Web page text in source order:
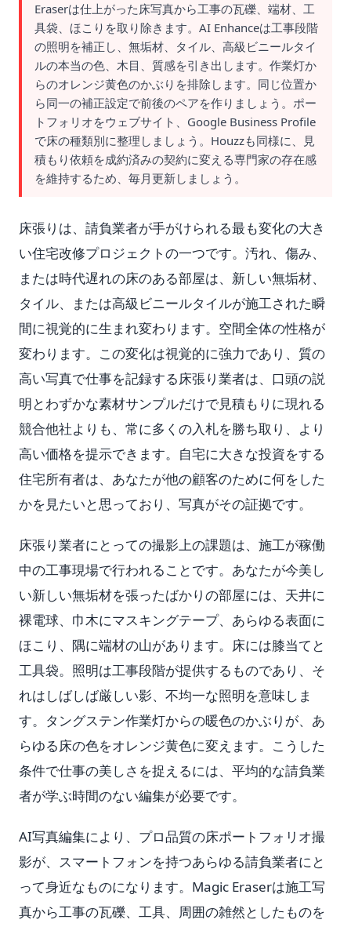
Eraserは仕上がった床写真から工事の瓦礫、端材、工
具袋、ほこりを取り除きます。AI Enhanceは工事段階
の照明を補正し、無垢材、タイル、高級ビニールタイ
ルの本当の色、木目、質感を引き出します。作業灯か
らのオレンジ黄色のかぶりを排除します。同じ位置か
ら同一の補正設定で前後のペアを作りましょう。ポー
トフォリオをウェブサイト、Google Business Profile
で床の種類別に整理しましょう。Houzzも同様に、見
積もり依頼を成約済みの契約に変える専門家の存在感
を維持するため、毎月更新しましょう。
床張りは、請負業者が手がけられる最も変化の大き
い住宅改修プロジェクトの一つです。汚れ、傷み、
または時代遅れの床のある部屋は、新しい無垢材、
タイル、または高級ビニールタイルが施工された瞬
間に視覚的に生まれ変わります。空間全体の性格が
変わります。この変化は視覚的に強力であり、質の
高い写真で仕事を記録する床張り業者は、口頭の説
明とわずかな素材サンプルだけで見積もりに現れる
競合他社よりも、常に多くの入札を勝ち取り、より
高い価格を提示できます。自宅に大きな投資をする
住宅所有者は、あなたが他の顧客のために何をした
かを見たいと思っており、写真がその証拠です。
床張り業者にとっての撮影上の課題は、施工が稼働
中の工事現場で行われることです。あなたが今美し
い新しい無垢材を張ったばかりの部屋には、天井に
裸電球、巾木にマスキングテープ、あらゆる表面に
ほこり、隅に端材の山があります。床には膝当てと
工具袋。照明は工事段階が提供するものであり、そ
れはしばしば厳しい影、不均一な照明を意味しま
す。タングステン作業灯からの暖色のかぶりが、あ
らゆる床の色をオレンジ黄色に変えます。こうした
条件で仕事の美しさを捉えるには、平均的な請負業
者が学ぶ時間のない編集が必要です。
AI写真編集により、プロ品質の床ポートフォリオ撮
影が、スマートフォンを持つあらゆる請負業者にと
って身近なものになります。Magic Eraserは施工写
真から工事の瓦礫、工具、周囲の雑然としたものを